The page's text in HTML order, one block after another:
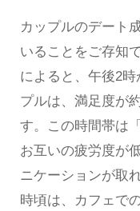
カップルのデート
いることをご存知
によると、午後2
プルは、満足度が
す。この時間帯は
お互いの疲労度が
ニケーションが取
時頃は、カフェで